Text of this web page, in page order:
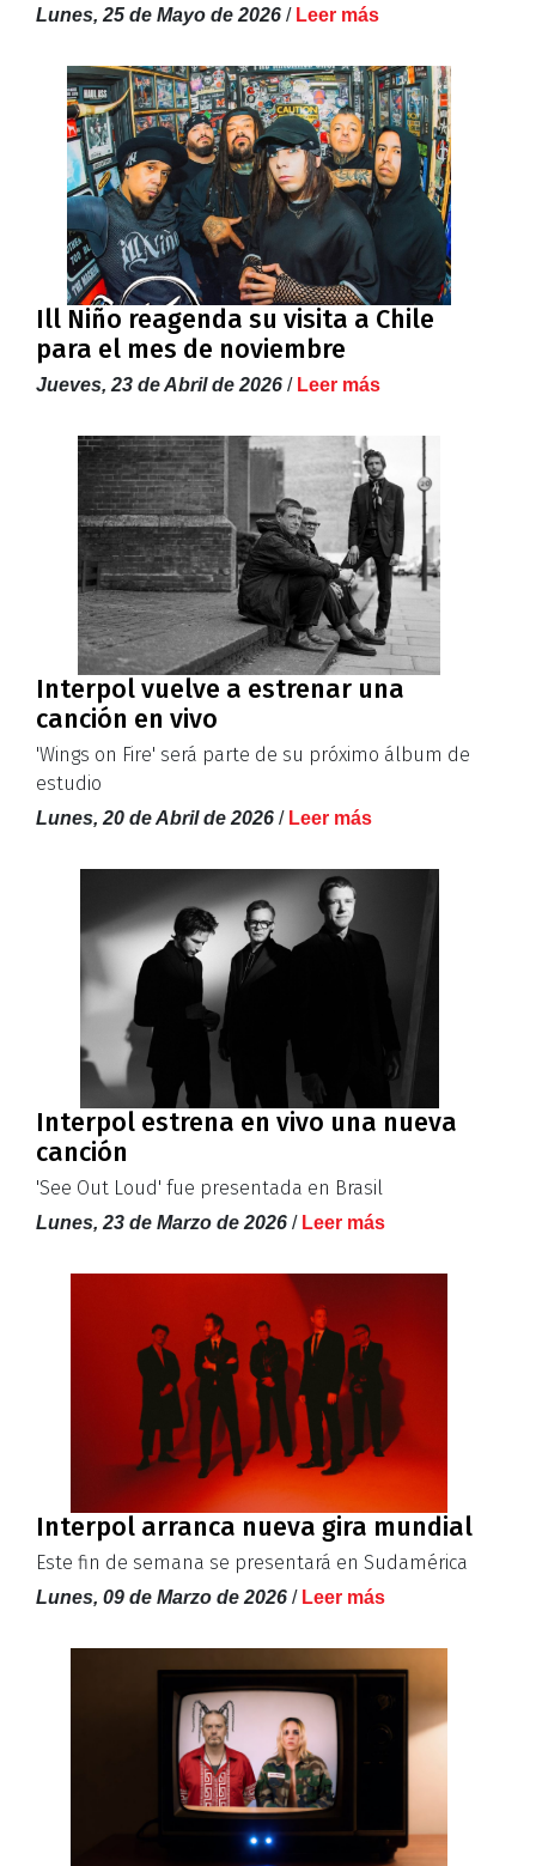
Lunes, 25 de Mayo de 2026 / Leer más
Ill Niño reagenda su visita a Chile
para el mes de noviembre
Jueves, 23 de Abril de 2026 / Leer más
Interpol vuelve a estrenar una
canción en vivo
'Wings on Fire' será parte de su próximo álbum de
estudio
Lunes, 20 de Abril de 2026 / Leer más
Interpol estrena en vivo una nueva
canción
'See Out Loud' fue presentada en Brasil
Lunes, 23 de Marzo de 2026 / Leer más
Interpol arranca nueva gira mundial
Este fin de semana se presentará en Sudamérica
Lunes, 09 de Marzo de 2026 / Leer más